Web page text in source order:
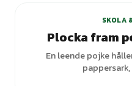
SKOLA
Plocka fram
En leende pojke